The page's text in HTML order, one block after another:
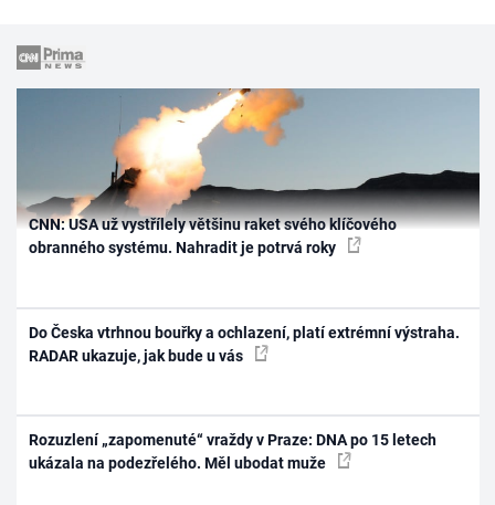
CNN: USA už vystřílely většinu raket svého klíčového
obranného systému. Nahradit je potrvá roky
Do Česka vtrhnou bouřky a ochlazení, platí extrémní výstraha.
RADAR ukazuje, jak bude u vás
Rozuzlení „zapomenuté“ vraždy v Praze: DNA po 15 letech
ukázala na podezřelého. Měl ubodat muže